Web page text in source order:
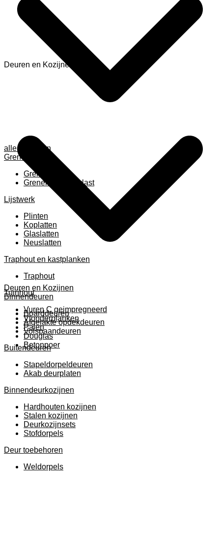
alle anzeigen
Grenen
Grenen B ruw
Grenen gevingerlast
Lijstwerk
Plinten
Koplatten
Glaslatten
Neuslatten
Traphout en kastplanken
Traphout
Tuinhout
Vuren C geimpregneerd
Vlonderplanken
Palen
Douglas
Betonpoer
Deuren en Kozijnen
Deuren en Kozijnen
Binnendeuren
Boarddeuren
Afgelakte opdekdeuren
Volspaandeuren
Buitendeuren
Stapeldorpeldeuren
Akab deurplaten
Binnendeurkozijnen
Hardhouten kozijnen
Stalen kozijnen
Deurkozijnsets
Stofdorpels
Deur toebehoren
Weldorpels